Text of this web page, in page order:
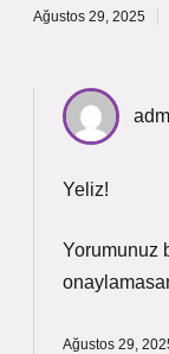
Ağustos 29, 2025
Yeliz!
Yorumunuz
Ağustos 29,